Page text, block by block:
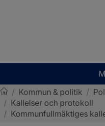
Sotenäs kommun
/ Kommun & politik /
/ Kallelser och protokoll
/ Kommunfullmäktiges